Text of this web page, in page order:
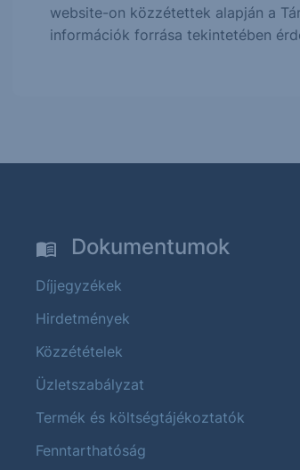
website-on közzétettek alapján a
információk forrása tekintetében
Dokumentumok
Díjjegyzékek
Hirdetmények
Közzétételek
Üzletszabályzat
Termék és költségtájékoztatók
Fenntarthatóság